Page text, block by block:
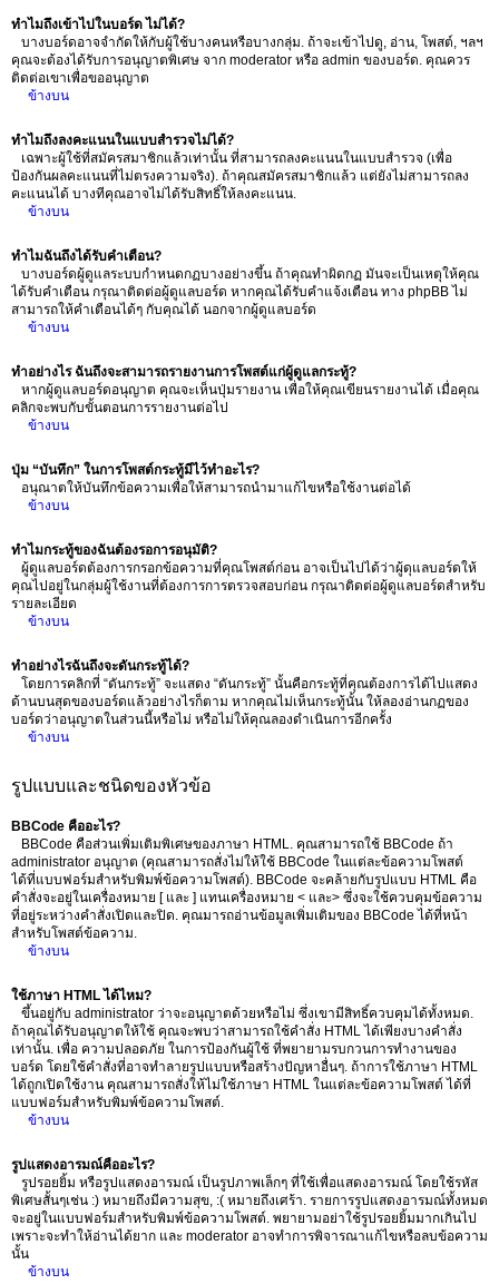
ทำไมถึงเข้าไปในบอร์ด ไม่ได้?
บางบอร์ดอาจจำกัดให้กับผู้ใช้บางคนหรือบางกลุ่ม. ถ้าจะเข้าไปดู, อ่าน, โพสต์, ฯลฯ
คุณจะต้องได้รับการอนุญาตพิเศษ จาก moderator หรือ admin ของบอร์ด. คุณควร
ติดต่อเขาเพื่อขออนุญาต
ข้างบน
ทำไมถึงลงคะแนนในแบบสำรวจไม่ได้?
เฉพาะผู้ใช้ที่สมัครสมาชิกแล้วเท่านั้น ที่สามารถลงคะแนนในแบบสำรวจ (เพื่อ
ป้องกันผลคะแนนที่ไม่ตรงความจริง). ถ้าคุณสมัครสมาชิกแล้ว แต่ยังไม่สามารถลง
คะแนนได้ บางทีคุณอาจไม่ได้รับสิทธิ์ให้ลงคะแนน.
ข้างบน
ทำไมฉันถึงได้รับคำเตือน?
บางบอร์ดผู้ดูแลระบบกำหนดกฏบางอย่างขึ้น ถ้าคุณทำผิดกฏ มันจะเป็นเหตุให้คุณ
ได้รับคำเตือน กรุณาติดต่อผู้ดูแลบอร์ด หากคุณได้รับคำแจ้งเตือน ทาง phpBB ไม่
สามารถให้คำเตือนได้ๆ กับคุณได้ นอกจากผู้ดูแลบอร์ด
ข้างบน
ทำอย่างไร ฉันถึงจะสามารถรายงานการโพสต์แก่ผู้ดูแลกระทู้?
หากผู้ดูแลบอร์ดอนุญาต คุณจะเห็นปุ่มรายงาน เพื่อให้คุณเขียนรายงานได้ เมื่อคุณ
คลิกจะพบกับขั้นตอนการรายงานต่อไป
ข้างบน
ปุ่ม “บันทึก” ในการโพสต์กระทู้มีไว้ทำอะไร?
อนุณาตให้บันทึกข้อความเพื่อให้สามารถนำมาแก้ไขหรือใช้งานต่อได้
ข้างบน
ทำไมกระทู้ของฉันต้องรอการอนุมัติ?
ผู้ดูแลบอร์ดต้องการกรอกข้อความที่คุณโพสต์ก่อน อาจเป็นไปได้ว่าผู้ดุแลบอร์ดให้
คุณไปอยู่ในกลุ่มผู้ใช้งานที่ต้องการการตรวจสอบก่อน กรุณาติดต่อผู้ดูแลบอร์ดสำหรับ
รายละเอียด
ข้างบน
ทำอย่างไรฉันถึงจะดันกระทู้ได้?
โดยการคลิกที่ “ดันกระทู้” จะแสดง “ดันกระทู้” นั้นคือกระทู้ที่คุณต้องการได้ไปแสดง
ด้านบนสุดของบอร์ดแล้วอย่างไรก็ตาม หากคุณไม่เห็นกระทู้นั้น ให้ลองอ่านกฏของ
บอร์ดว่าอนุญาตในส่วนนี้หรือไม่ หรือไม่ให้คุณลองดำเนินการอีกครั้ง
ข้างบน
รูปแบบและชนิดของหัวข้อ
BBCode คืออะไร?
BBCode คือส่วนเพิ่มเติมพิเศษของภาษา HTML. คุณสามารถใช้ BBCode ถ้า
administrator อนุญาต (คุณสามารถสั่งไม่ให้ใช้ BBCode ในแต่ละข้อความโพสต์
ได้ที่แบบฟอร์มสำหรับพิมพ์ข้อความโพสต์). BBCode จะคล้ายกับรูปแบบ HTML คือ
คำสั่งจะอยู่ในเครื่องหมาย [ และ ] แทนเครื่องหมาย < และ> ซึ่งจะใช้ควบคุมข้อความ
ที่อยู่ระหว่างคำสั่งเปิดและปิด. คุณมารถอ่านข้อมูลเพิ่มเติมของ BBCode ได้ที่หน้า
สำหรับโพสต์ข้อความ.
ข้างบน
ใช้ภาษา HTML ได้ไหม?
ขึ้นอยู่กับ administrator ว่าจะอนุญาตด้วยหรือไม่ ซึ่งเขามีสิทธิ์ควบคุมได้ทั้งหมด.
ถ้าคุณได้รับอนุญาตให้ใช้ คุณจะพบว่าสามารถใช้คำสั่ง HTML ได้เพียงบางคำสั่ง
เท่านั้น. เพื่อ ความปลอดภัย ในการป้องกันผู้ใช้ ที่พยายามรบกวนการทำงานของ
บอร์ด โดยใช้คำสั่งที่อาจทำลายรูปแบบหรือสร้างปัญหาอื่นๆ. ถ้าการใช้ภาษา HTML
ได้ถูกเปิดใช้งาน คุณสามารถสั่งให้ไม่ใช้ภาษา HTML ในแต่ละข้อความโพสต์ ได้ที่
แบบฟอร์มสำหรับพิมพ์ข้อความโพสต์.
ข้างบน
รูปแสดงอารมณ์คืออะไร?
รูปรอยยิ้ม หรือรูปแสดงอารมณ์ เป็นรูปภาพเล็กๆ ที่ใช้เพื่อแสดงอารมณ์ โดยใช้รหัส
พิเศษสั้นๆเช่น :) หมายถึงมีความสุข, :( หมายถึงเศร้า. รายการรูปแสดงอารมณ์ทั้งหมด
จะอยู่ในแบบฟอร์มสำหรับพิมพ์ข้อความโพสต์. พยายามอย่าใช้รูปรอยยิ้มมากเกินไป
เพราะจะทำให้อ่านได้ยาก และ moderator อาจทำการพิจารณาแก้ไขหรือลบข้อความ
นั้น
ข้างบน